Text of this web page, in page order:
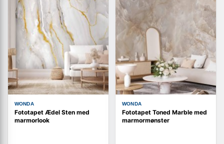
WONDA
Fototapet Ædel Sten med
marmorlook
WONDA
Fototapet Toned Marble med
marmormønster